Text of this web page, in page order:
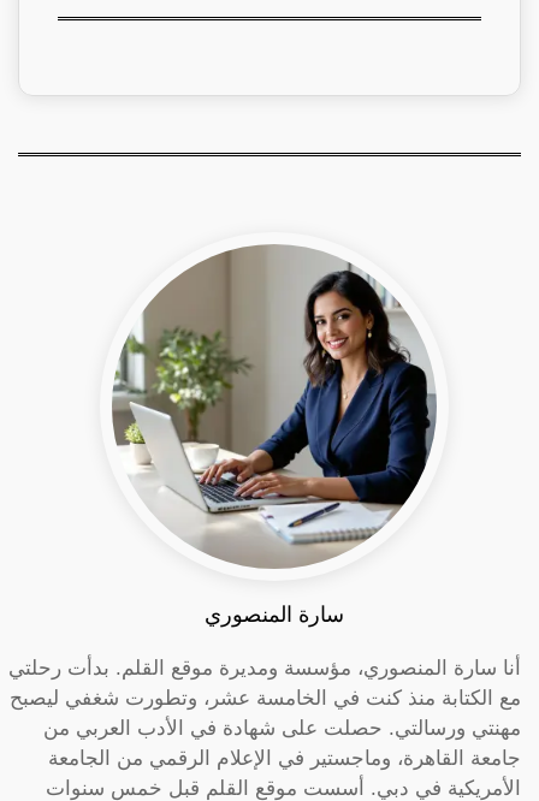
سارة المنصوري
أنا سارة المنصوري، مؤسسة ومديرة موقع القلم. بدأت رحلتي
مع الكتابة منذ كنت في الخامسة عشر، وتطورت شغفي ليصبح
مهنتي ورسالتي. حصلت على شهادة في الأدب العربي من
جامعة القاهرة، وماجستير في الإعلام الرقمي من الجامعة
الأمريكية في دبي. أسست موقع القلم قبل خمس سنوات